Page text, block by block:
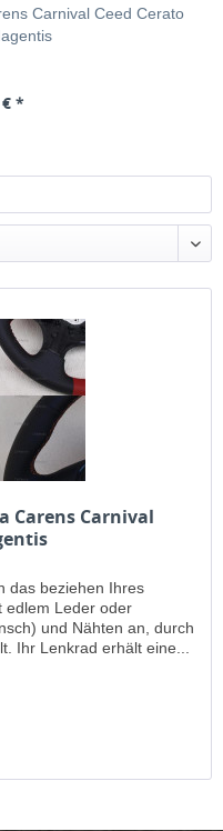
Carnival Ceed Cerato
€ *
Carens Carnival
das beziehen Ihres
edlem Leder oder
und Nähten an, durch
Ihr Lenkrad erhält eine...